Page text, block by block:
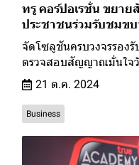
ทรู คอร์ปอเรชั่น ขยาย
ประชาชนร่วมรับชมข
จัดโซลูชันครบวงจรรอง
ตรวจสอบสัญญาณมั่นใจ
21 ต.ค. 2024
Business